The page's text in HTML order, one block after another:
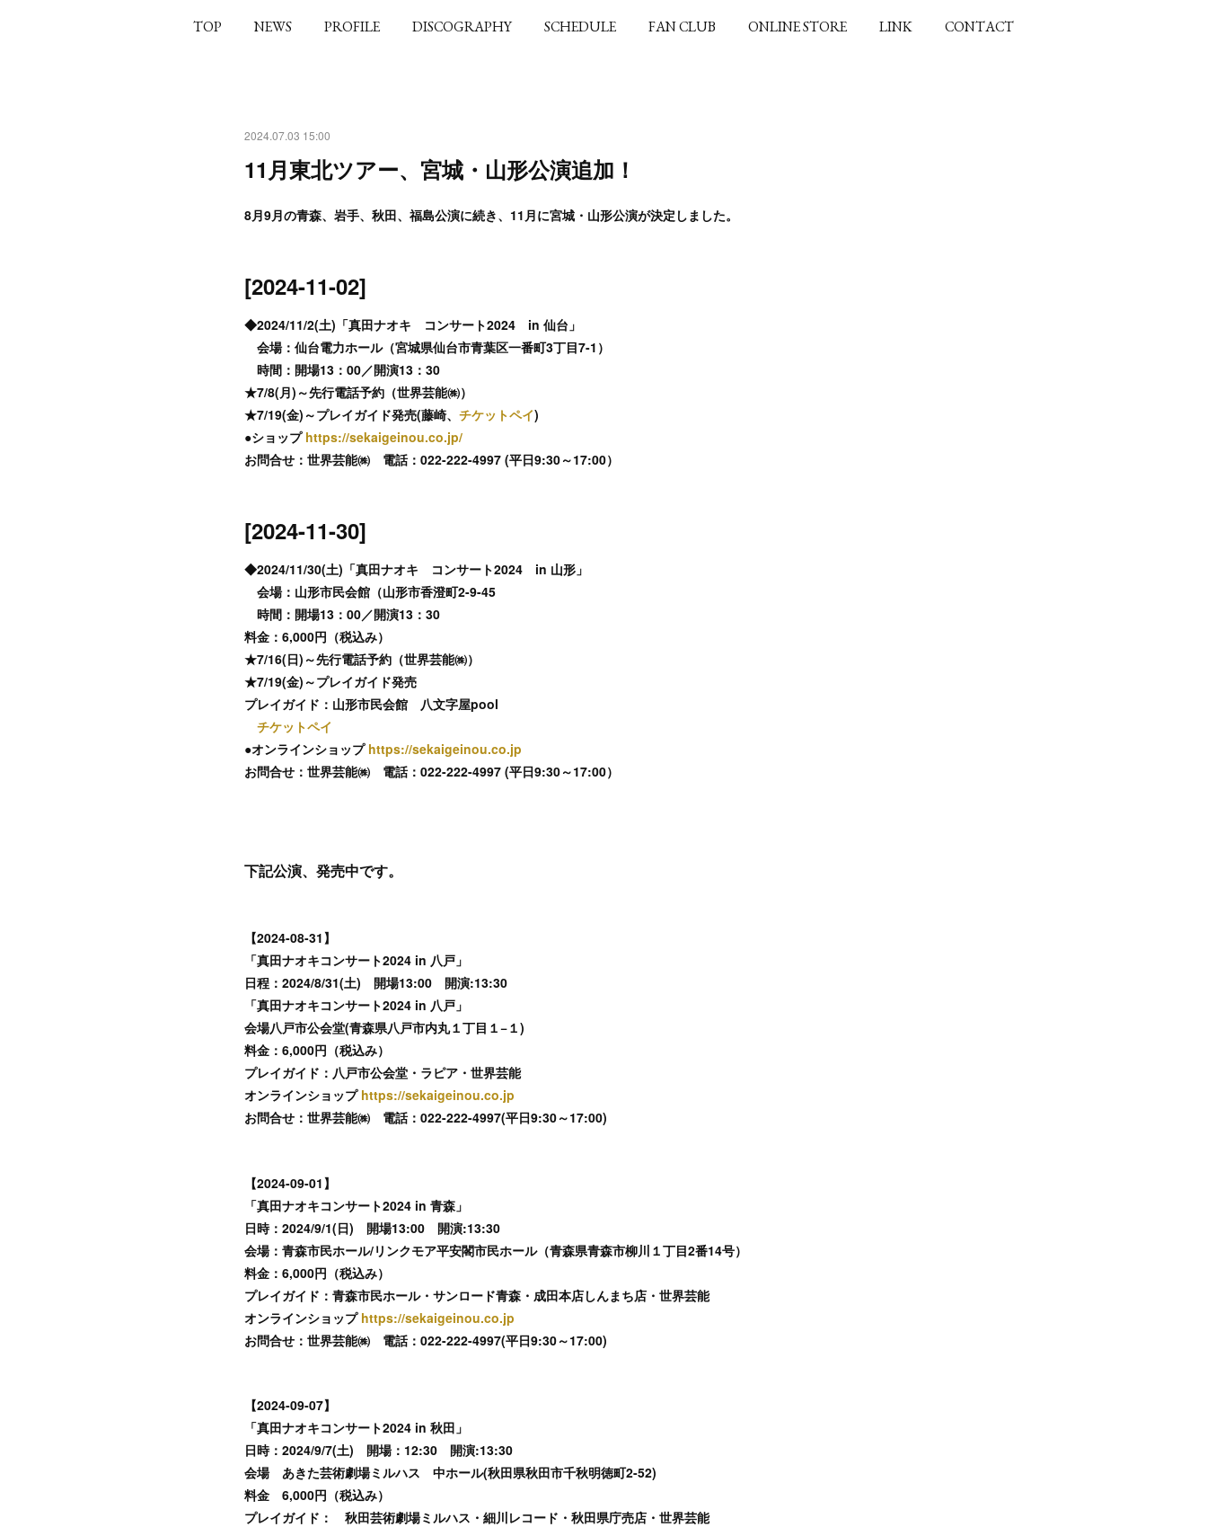
TOP NEWS PROFILE DISCOGRAPHY SCHEDULE FAN CLUB ONLINE STORE LINK CONTACT
2024.07.03 15:00
11月東北ツアー、宮城・山形公演追加！
8月9月の青森、岩手、秋田、福島公演に続き、11月に宮城・山形公演が決定しました。
[2024-11-02]
◆2024/11/2(土)「真田ナオキ コンサート2024 in 仙台」
会場：仙台電力ホール（宮城県仙台市青葉区一番町3丁目7-1）
時間：開場13：00／開演13：30
★7/8(月)～先行電話予約（世界芸能㈱）
★7/19(金)～プレイガイド発売(藤崎、 チケットペイ)
●ショップ https://sekaigeinou.co.jp/
お問合せ：世界芸能㈱ 電話：022-222-4997 (平日9:30～17:00）
[2024-11-30]
◆2024/11/30(土)「真田ナオキ コンサート2024 in 山形」
会場：山形市民会館（山形市香澄町2-9-45
時間：開場13：00／開演13：30
料金：6,000円（税込み）
★7/16(日)～先行電話予約（世界芸能㈱）
★7/19(金)～プレイガイド発売
プレイガイド：山形市民会館 八文字屋pool
チケットペイ
●オンラインショップ https://sekaigeinou.co.jp
お問合せ：世界芸能㈱ 電話：022-222-4997 (平日9:30～17:00）
下記公演、発売中です。
【2024-08-31】
「真田ナオキコンサート2024 in 八戸」
日程：2024/8/31(土) 開場13:00 開演:13:30
「真田ナオキコンサート2024 in 八戸」
会場八戸市公会堂(青森県八戸市内丸１丁目１−１)
料金：6,000円（税込み）
プレイガイド：八戸市公会堂・ラピア・世界芸能
オンラインショップ https://sekaigeinou.co.jp
お問合せ：世界芸能㈱ 電話：022-222-4997(平日9:30～17:00)
【2024-09-01】
「真田ナオキコンサート2024 in 青森」
日時：2024/9/1(日) 開場13:00 開演:13:30
会場：青森市民ホール/リンクモア平安閣市民ホール（青森県青森市柳川１丁目2番14号）
料金：6,000円（税込み）
プレイガイド：青森市民ホール・サンロード青森・成田本店しんまち店・世界芸能
オンラインショップ https://sekaigeinou.co.jp
お問合せ：世界芸能㈱ 電話：022-222-4997(平日9:30～17:00)
【2024-09-07】
「真田ナオキコンサート2024 in 秋田」
日時：2024/9/7(土) 開場：12:30 開演:13:30
会場 あきた芸術劇場ミルハス 中ホール(秋田県秋田市千秋明徳町2-52)
料金 6,000円（税込み）
プレイガイド： 秋田芸術劇場ミルハス・細川レコード・秋田県庁売店・世界芸能